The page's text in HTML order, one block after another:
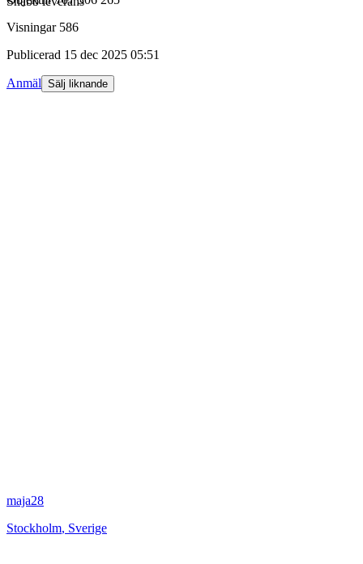
Visningar 586
Publicerad 15 dec 2025 05:51
Anmäl Sälj liknande
maja28
Stockholm, Sverige